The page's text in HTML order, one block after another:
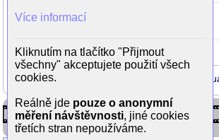
Slunce, seno, jahody
Více informací
Kliknutím na tlačítko "Přijmout
všechny" akceptujete použití všech
cookies.
Reálně jde pouze o anonymní
měření návštěvnosti, jiné cookies
třetích stran nepoužíváme.